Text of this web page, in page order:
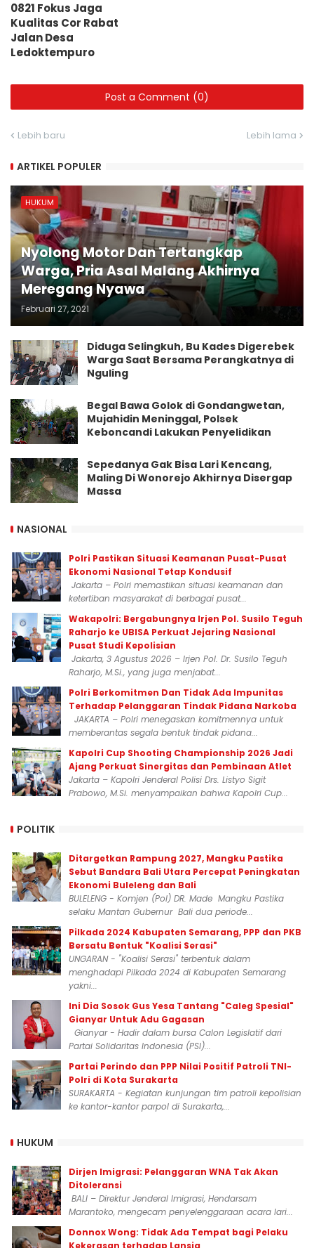
0821 Fokus Jaga
Kualitas Cor Rabat
Jalan Desa
Ledoktempuro
Post a Comment (0)
Lebih baru Lebih lama
ARTIKEL POPULER
HUKUM
Nyolong Motor Dan Tertangkap
Warga, Pria Asal Malang Akhirnya
Meregang Nyawa
Februari 27, 2021
Diduga Selingkuh, Bu Kades Digerebek
Warga Saat Bersama Perangkatnya di
Nguling
Begal Bawa Golok di Gondangwetan,
Mujahidin Meninggal, Polsek
Keboncandi Lakukan Penyelidikan
Sepedanya Gak Bisa Lari Kencang,
Maling Di Wonorejo Akhirnya Disergap
Massa
NASIONAL
Polri Pastikan Situasi Keamanan Pusat-Pusat
Ekonomi Nasional Tetap Kondusif
Jakarta – Polri memastikan situasi keamanan dan
ketertiban masyarakat di berbagai pusat...
Wakapolri: Bergabungnya Irjen Pol. Susilo Teguh
Raharjo ke UBISA Perkuat Jejaring Nasional
Pusat Studi Kepolisian
Jakarta, 3 Agustus 2026 – Irjen Pol. Dr. Susilo Teguh
Raharjo, M.Si., yang juga menjabat...
Polri Berkomitmen Dan Tidak Ada Impunitas
Terhadap Pelanggaran Tindak Pidana Narkoba
JAKARTA – Polri menegaskan komitmennya untuk
memberantas segala bentuk tindak pidana...
Kapolri Cup Shooting Championship 2026 Jadi
Ajang Perkuat Sinergitas dan Pembinaan Atlet
Jakarta – Kapolri Jenderal Polisi Drs. Listyo Sigit
Prabowo, M.Si. menyampaikan bahwa Kapolri Cup...
POLITIK
Ditargetkan Rampung 2027, Mangku Pastika
Sebut Bandara Bali Utara Percepat Peningkatan
Ekonomi Buleleng dan Bali
BULELENG - Komjen (Pol) DR. Made Mangku Pastika
selaku Mantan Gubernur Bali dua periode...
Pilkada 2024 Kabupaten Semarang, PPP dan PKB
Bersatu Bentuk "Koalisi Serasi"
UNGARAN - "Koalisi Serasi" terbentuk dalam
menghadapi Pilkada 2024 di Kabupaten Semarang
yakni...
Ini Dia Sosok Gus Yesa Tantang "Caleg Spesial"
Gianyar Untuk Adu Gagasan
Gianyar - Hadir dalam bursa Calon Legislatif dari
Partai Solidaritas Indonesia (PSI)...
Partai Perindo dan PPP Nilai Positif Patroli TNI-
Polri di Kota Surakarta
SURAKARTA - Kegiatan kunjungan tim patroli kepolisian
ke kantor-kantor parpol di Surakarta,...
HUKUM
Dirjen Imigrasi: Pelanggaran WNA Tak Akan
Ditoleransi
BALI – Direktur Jenderal Imigrasi, Hendarsam
Marantoko, mengecam penyelenggaraan acara lari...
Donnox Wong: Tidak Ada Tempat bagi Pelaku
Kekerasan terhadap Lansia